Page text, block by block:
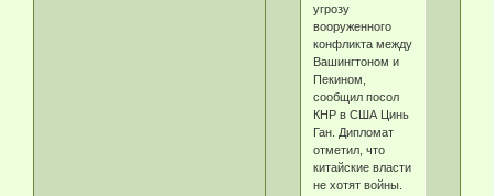
угрозу
вооруженного
конфликта между
Вашингтоном и
Пекином,
сообщил посол
КНР в США Цинь
Ган. Дипломат
отметил, что
китайские власти
не хотят войны.